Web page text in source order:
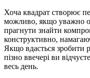
Хоча квадрат створює
можливо, якщо уважно
прагнути знайти
конструктивно,
Якщо вдасться зробити
пізно ввечері ви
весь день.